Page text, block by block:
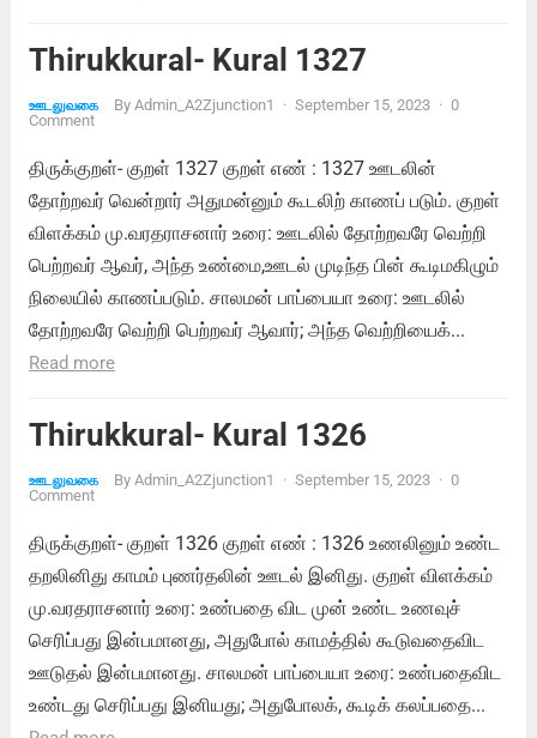
Thirukkural- Kural 1327
ஊடலுவகை By Admin_A2Zjunction1 · September 15, 2023 · 0
Comment
திருக்குறள்- குறள் 1327 குறள் எண் : 1327 ஊடலின்
தோற்றவர் வென்றார் அதுமன்னும் கூடலிற் காணப் படும். குறள்
விளக்கம் மு.வரதராசனார் உரை: ஊடலில் தோற்றவரே வெற்றி
பெற்றவர் ஆவர், அந்த உண்மை,ஊடல் முடிந்த பின் கூடிமகிழும்
நிலையில் காணப்படும். சாலமன் பாப்பையா உரை: ஊடலில்
தோற்றவரே வெற்றி பெற்றவர் ஆவார்; அந்த வெற்றியைக்...
Read more
Thirukkural- Kural 1326
ஊடலுவகை By Admin_A2Zjunction1 · September 15, 2023 · 0
Comment
திருக்குறள்- குறள் 1326 குறள் எண் : 1326 உணலினும் உண்ட
தறலினிது காமம் புணர்தலின் ஊடல் இனிது. குறள் விளக்கம்
மு.வரதராசனார் உரை: உண்பதை விட முன் உண்ட உணவுச்
செரிப்பது இன்பமானது, அதுபோல் காமத்தில் கூடுவதைவிட
ஊடுதல் இன்பமானது. சாலமன் பாப்பையா உரை: உண்பதைவிட
உண்டது செரிப்பது இனியது; அதுபோலக், கூடிக் கலப்பதை...